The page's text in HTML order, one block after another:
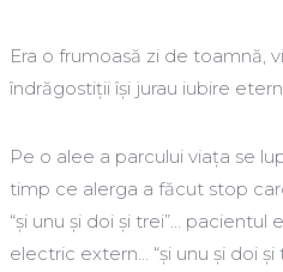
Era o frumoasă zi de toamnă,
îndrăgostiții își jurau iubire
Pe o alee a parcului viața se
timp ce alerga a făcut stop
“și unu și doi și trei”…
electric extern… “și unu și doi